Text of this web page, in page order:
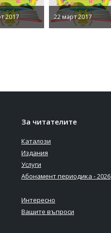
2017 22 март 2017
За читателите
Каталози
Издания
Услуги
Абонамент периодика - 2026
Интересно
Вашите въпроси